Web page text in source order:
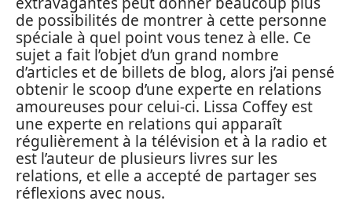
de possibilités de montrer à cette personne
spéciale à quel point vous tenez à elle. Ce
sujet a fait l’objet d’un grand nombre
d’articles et de billets de blog, alors j’ai pensé
obtenir le scoop d’une experte en relations
amoureuses pour celui-ci. Lissa Coffey est
une experte en relations qui apparaît
régulièrement à la télévision et à la radio et
est l’auteur de plusieurs livres sur les
relations, et elle a accepté de partager ses
réflexions avec nous.